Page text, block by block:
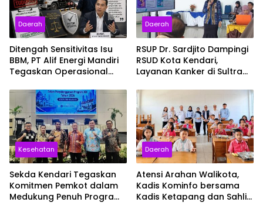
Daerah
Ditengah Sensitivitas Isu
BBM, PT Alif Energi Mandiri
Tegaskan Operasional
Daerah
RSUP Dr. Sardjito Dampingi
RSUD Kota Kendari,
Layanan Kanker di Sultra
Kesehatan
Sekda Kendari Tegaskan
Komitmen Pemkot dalam
Medukung Penuh Program
Daerah
Atensi Arahan Walikota,
Kadis Kominfo bersama
Kadis Ketapang dan Sahli